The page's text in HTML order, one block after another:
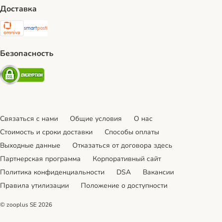
Доставка
Omniva Shipping Method
SmartPosti Shipping Method
Безопасность
Security
Связаться с нами Общие условия
О нас
Стоимость и сроки доставки
Cпособы оплаты
Выходные данные
Отказаться от договора здесь
Партнерская программа
Корпоративный сайт
Политика конфиденциальности
DSA
Вакансии
Правила утилизации
Положение о доступности
© zooplus SE 2026